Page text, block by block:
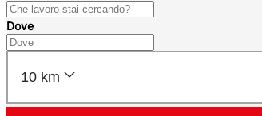
Dove
10 km